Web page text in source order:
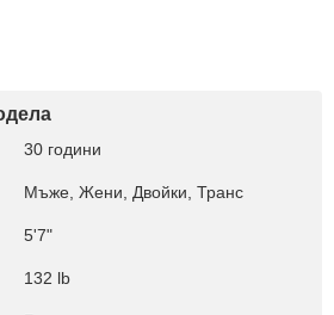
30 години
Мъже, Жени, Двойки, Транс
5'7"
132 lb